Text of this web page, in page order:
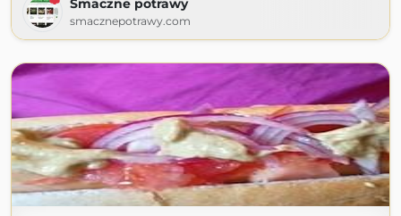
Smaczne potrawy
smacznepotrawy.com